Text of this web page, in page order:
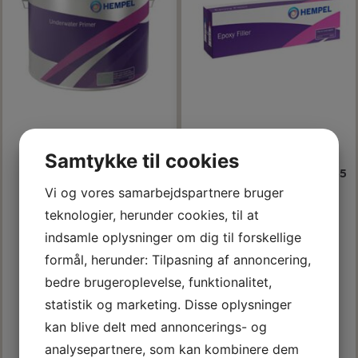
HEMPEL UNDERWATER
PRIMER / YACHT PRIMER,
2,5 L.
971,10 DKKm/Moms
u/Moms
1.079,00 DKKm/Moms
Du sparer:107,90 DKK
Model/varenr.: 12354076
Læg i kurv
HEMPEL EPOXY FILLER 2X65
GR.
215,10 DKKm/Moms
( u/Moms
239,00 DKKm/Moms
Du sparer:
Model/varenr.: 12352510
Læg i kurv
Samtykke til cookies
Vi og vores samarbejdspartnere bruger
teknologier, herunder cookies, til at
indsamle oplysninger om dig til forskellige
formål, herunder: Tilpasning af annoncering,
bedre brugeroplevelse, funktionalitet,
statistik og marketing. Disse oplysninger
kan blive delt med annoncerings- og
analysepartnere, som kan kombinere dem